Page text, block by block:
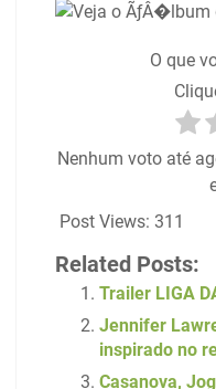
Veja o ÃƒÂ�lbum
O que
Nenhum voto até
Post Views: 311
Related Posts:
Trailer LIGA
Jennifer
inspirado no
Casanova,